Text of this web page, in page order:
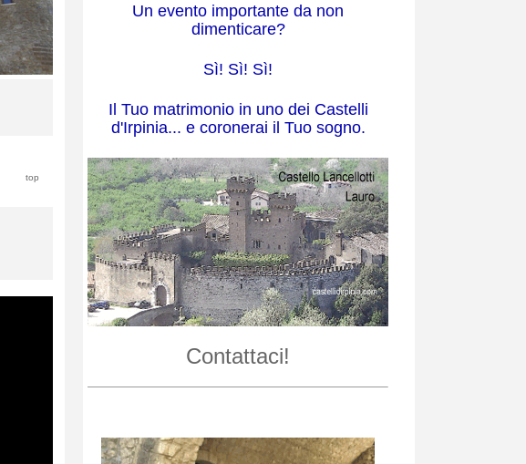
top
Un evento importante da non
dimenticare?
Sì! Sì! Sì!
Il Tuo matrimonio in uno dei Castelli
d'Irpinia... e coronerai il Tuo sogno.
Contattaci!